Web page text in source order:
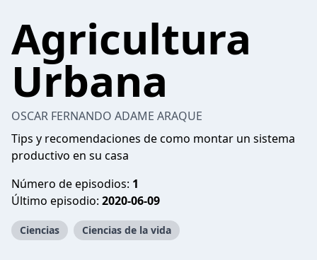
Agricultura
Urbana
OSCAR FERNANDO ADAME ARAQUE
Tips y recomendaciones de como montar un sistema
productivo en su casa
Número de episodios: 1
Último episodio: 2020-06-09
Ciencias Ciencias de la vida